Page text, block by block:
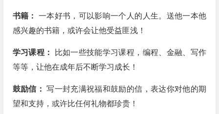
书籍： 一本好书，可以影响一个人的人生。送他一本他
感兴趣的书籍，或许会让他受益匪浅！
学习课程：
比如一些技能学习课程，编程、金融、写作
等等，让他在成年后不断学习成长！
鼓励信：写一封充满祝福和鼓励的信，表达你对他的期
望和支持，或许比任何礼物都珍贵！